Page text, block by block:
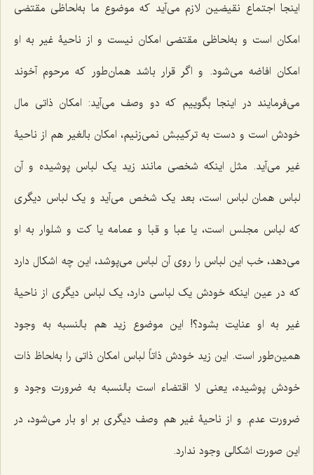
اینجا اجتماع نقیضین لازم می‌آید که موضوع ما به‌لحاظی مقتضی
امکان است و به‌لحاظی مقتضی امکان نیست و از ناحیۀ غیر به او
امکان افاضه می‌شود. و اگر قرار باشد همان‌طور که مرحوم آخوند
می‌فرمایند در اینجا بگوییم که دو وصف می‌آید: امکان ذاتی مال
خودش است و دست به ترکیبش نمی‌زنیم، امکان بالغیر هم از ناحیۀ
غیر می‌آید. مثل اینکه شخصی مانند زید یک لباس پوشیده و آن
لباس همان لباس است، بعد یک شخص می‌آید و یک لباس دیگری
که لباس مجلس است، یا عبا و قبا و عمامه یا کت و شلوار به او
می‌دهد، خب این لباس را روی آن لباس می‌پوشد، این چه اشکال دارد
که در عین اینکه خودش یک لباسی دارد، یک لباس دیگری از ناحیۀ
غیر به او عنایت بشود؟! این موضوع زید هم بالنسبه به وجود
همین‌طور است. این زید خودش ذاتاً لباس امکان ذاتی را به‌لحاظ ذات
خودش پوشیده، یعنی لا اقتضاء است بالنسبه به ضرورت وجود و
ضرورت عدم. و از ناحیۀ غیر هم وصف دیگری بر او بار می‌شود، در
این‌ صورت اشکالی وجود ندارد.